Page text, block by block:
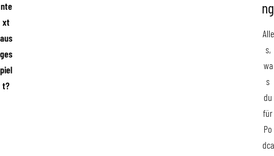
nte
xt
aus
ges
piel
t?
ng
Alle
s,
wa
s
du
für
Po
dca